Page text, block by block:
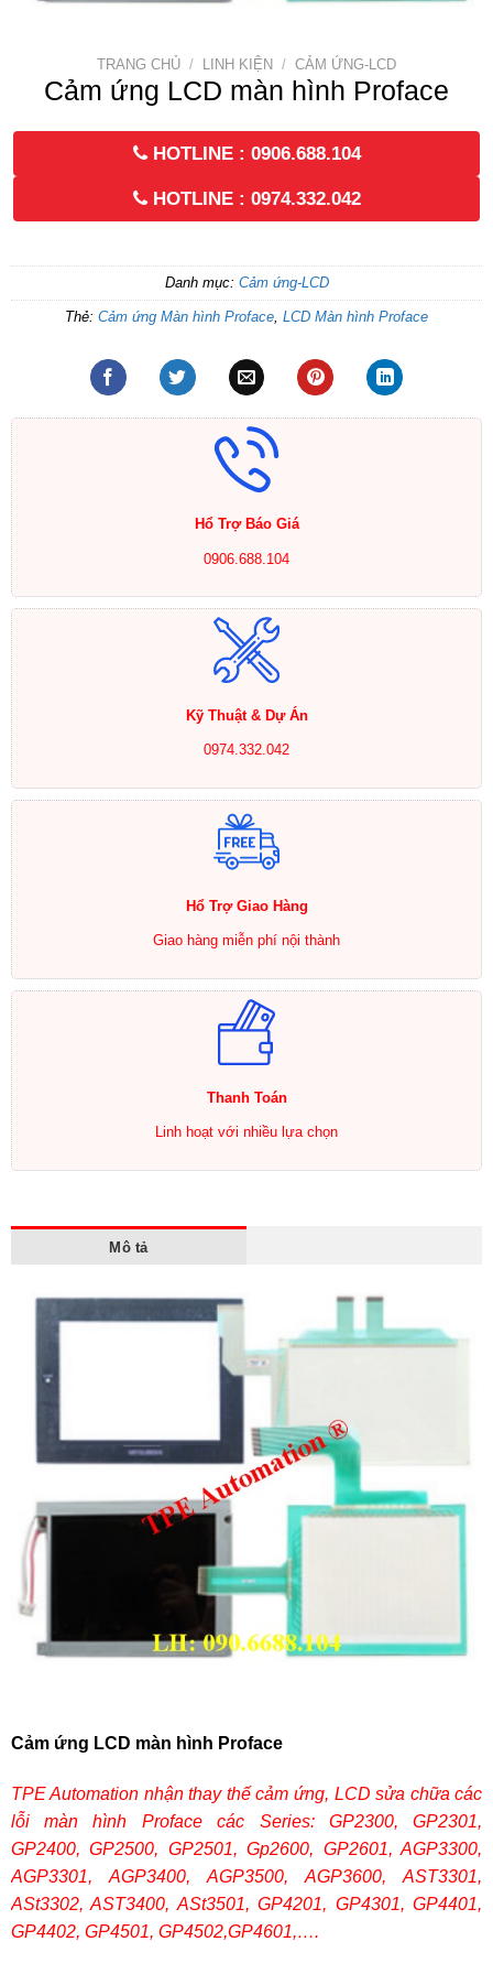
TRANG CHỦ / LINH KIỆN / CẢM ỨNG-LCD
Cảm ứng LCD màn hình Proface
HOTLINE : 0906.688.104
HOTLINE : 0974.332.042
Danh mục: Cảm ứng-LCD
Thẻ: Cảm ứng Màn hình Proface LCD Màn hình Proface
Hổ Trợ Báo Giá
0906.688.104
Kỹ Thuật & Dự Án
0974.332.042
Hổ Trợ Giao Hàng
Giao hàng miễn phí nội thành
Thanh Toán
Linh hoạt với nhiều lựa chọn
Mô tả
Cảm ứng LCD màn hình Proface
TPE Automation nhận thay thế cảm ứng, LCD sửa chữa các
lỗi màn hình Proface các Series: GP2300, GP2301,
GP2400, GP2500, GP2501, Gp2600, GP2601, AGP3300,
AGP3301, AGP3400, AGP3500, AGP3600, AST3301,
ASt3302, AST3400, ASt3501, GP4201, GP4301, GP4401,
GP4402, GP4501, GP4502,GP4601,….